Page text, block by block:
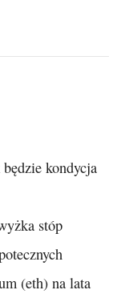
kondycja
stóp
(eth) na lata